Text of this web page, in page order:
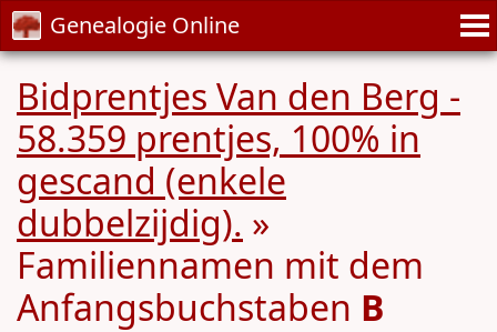
Genealogie Online
Bidprentjes Van den Berg -
58.359 prentjes, 100% in
gescand (enkele
dubbelzijdig). »
Familiennamen mit dem
Anfangsbuchstaben B